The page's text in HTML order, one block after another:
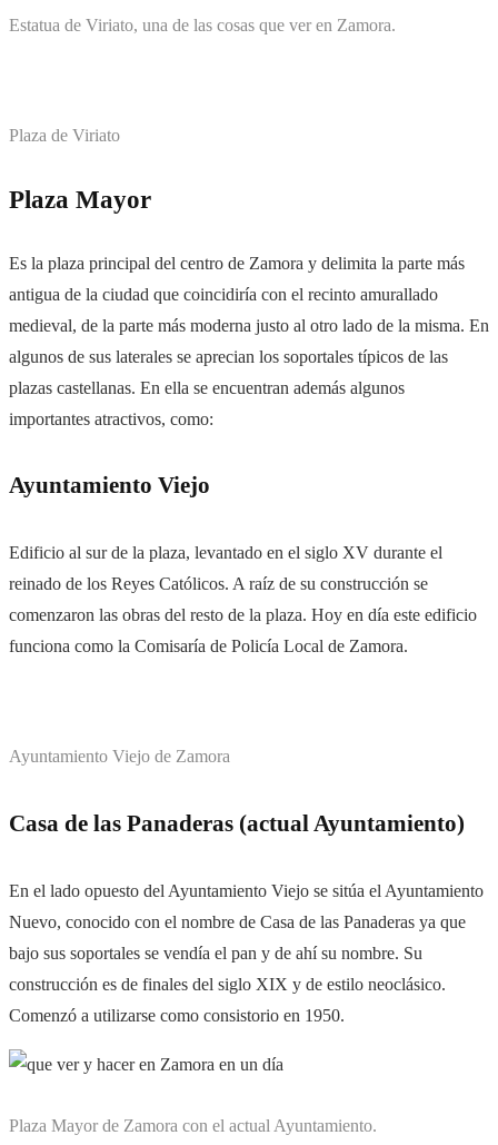
Estatua de Viriato, una de las cosas que ver en Zamora.
Plaza de Viriato
Plaza Mayor
Es la plaza principal del centro de Zamora y delimita la parte más
antigua de la ciudad que coincidiría con el recinto amurallado
medieval, de la parte más moderna justo al otro lado de la misma. En
algunos de sus laterales se aprecian los soportales típicos de las
plazas castellanas. En ella se encuentran además algunos
importantes atractivos, como:
Ayuntamiento Viejo
Edificio al sur de la plaza, levantado en el siglo XV durante el
reinado de los Reyes Católicos. A raíz de su construcción se
comenzaron las obras del resto de la plaza. Hoy en día este edificio
funciona como la Comisaría de Policía Local de Zamora.
Ayuntamiento Viejo de Zamora
Casa de las Panaderas (actual Ayuntamiento)
En el lado opuesto del Ayuntamiento Viejo se sitúa el Ayuntamiento
Nuevo, conocido con el nombre de Casa de las Panaderas ya que
bajo sus soportales se vendía el pan y de ahí su nombre. Su
construcción es de finales del siglo XIX y de estilo neoclásico.
Comenzó a utilizarse como consistorio en 1950.
Plaza Mayor de Zamora con el actual Ayuntamiento.